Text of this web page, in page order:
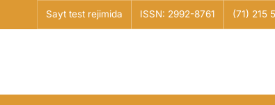
Sayt test rejimida ISSN: 2992-8761 (71) 215